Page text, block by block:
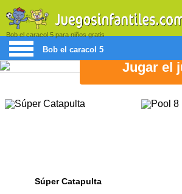
Bob el caracol 5 para niños gratis
Bob el caracol 5
Jugar el
Súper Catapulta